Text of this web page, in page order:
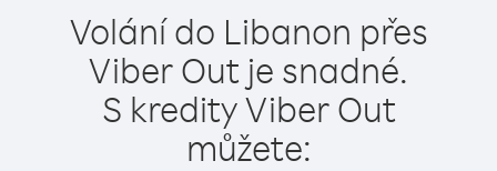
Volání do Libanon přes
Viber Out je snadné.
S kredity Viber Out
můžete: